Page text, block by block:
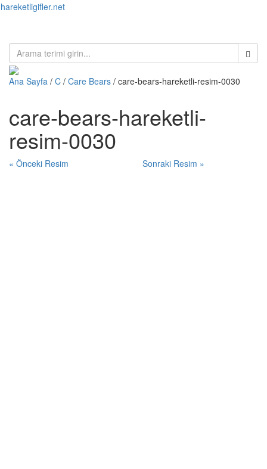
hareketligifler.net
Ana Sayfa / C / Care Bears / care-bears-hareketli-resim-0030
care-bears-hareketli-
resim-0030
« Önceki Resim Sonraki Resim »